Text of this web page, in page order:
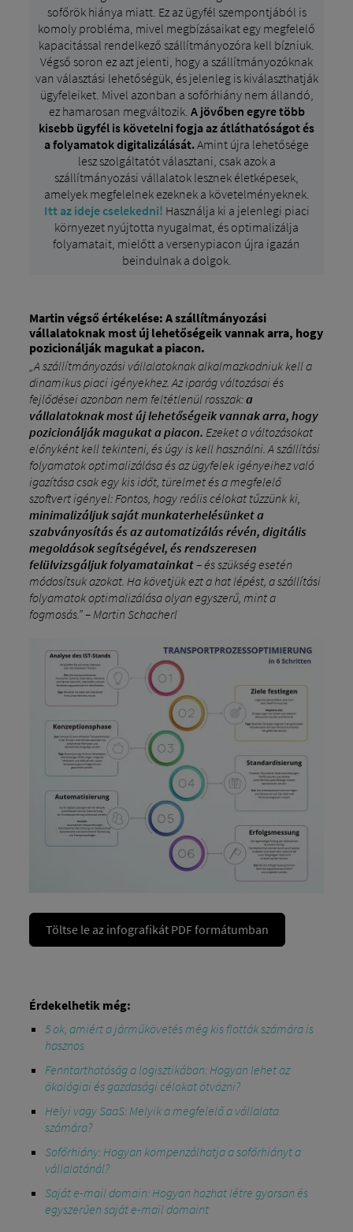
sofőrök hiánya miatt. Ez az ügyfél szempontjából is
komoly probléma, mivel megbízásaikat egy megfelelő
kapacitással rendelkező szállítmányozóra kell bízniuk.
Végső soron ez azt jelenti, hogy a szállítmányozóknak
van választási lehetőségük, és jelenleg is kiválaszthatják
ügyfeleiket. Mivel azonban a sofőrhiány nem állandó,
ez hamarosan megváltozik. A jövőben egyre több
kisebb ügyfél is követelni fogja az átláthatóságot és
a folyamatok digitalizálását.Amint újra lehetősége
lesz szolgáltatót választani, csak azok a
szállítmányozási vállalatok lesznek életképesek,
amelyek megfelelnek ezeknek a követelményeknek.
Itt az ideje cselekedni! Használja ki a jelenlegi piaci
környezet nyújtotta nyugalmat, és optimalizálja
folyamatait, mielőtt a versenypiacon újra igazán
beindulnak a dolgok.
Martin végső értékelése: A szállítmányozási
vállalatoknak most új lehetőségeik vannak arra, hogy
pozicionálják magukat a piacon.
„A szállítmányozási vállalatoknak alkalmazkodniuk kell a
dinamikus piaci igényekhez. Az iparág változásai és
fejlődései azonban nem feltétlenül rosszak:a
vállalatoknak most új lehetőségeik vannak arra, hogy
pozicionálják magukat a piacon. Ezeket a változásokat
előnyként kell tekinteni, és úgy is kell használni. A szállítási
folyamatok optimalizálása és az ügyfelek igényeihez való
igazítása csak egy kis időt, türelmet és a megfelelő
szoftvert igényel: Fontos, hogy reális célokat tűzzünk ki,
minimalizáljuk saját munkaterhelésünket a
szabványosítás és az automatizálás révén, digitális
megoldások segítségével, és rendszeresen
felülvizsgáljuk folyamatainkat– és szükség esetén
módosítsuk azokat. Ha követjük ezt a hat lépést, a szállítási
folyamatok optimalizálása olyan egyszerű, mint a
fogmosás.” – Martin Schacherl
Töltse le az infografikát PDF formátumban
Érdekelhetik még:
5 ok, amiért a járműkövetés még kis flották számára is
hasznos
Fenntarthatóság a logisztikában: Hogyan lehet az
ökológiai és gazdasági célokat ötvözni?
Helyi vagy SaaS: Melyik a megfelelő a vállalata
számára?
Sofőrhiány: Hogyan kompenzálhatja a sofőrhiányt a
vállalatánál?
Saját e-mail domain: Hogyan hozhat létre gyorsan és
egyszerűen saját e-mail domaint